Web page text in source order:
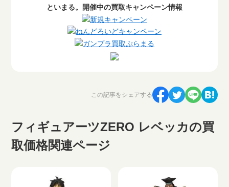
といまる。開催中の買取キャンペーン情報
この記事をシェアする
フィギュアーツZERO レベッカの買
取価格関連ページ